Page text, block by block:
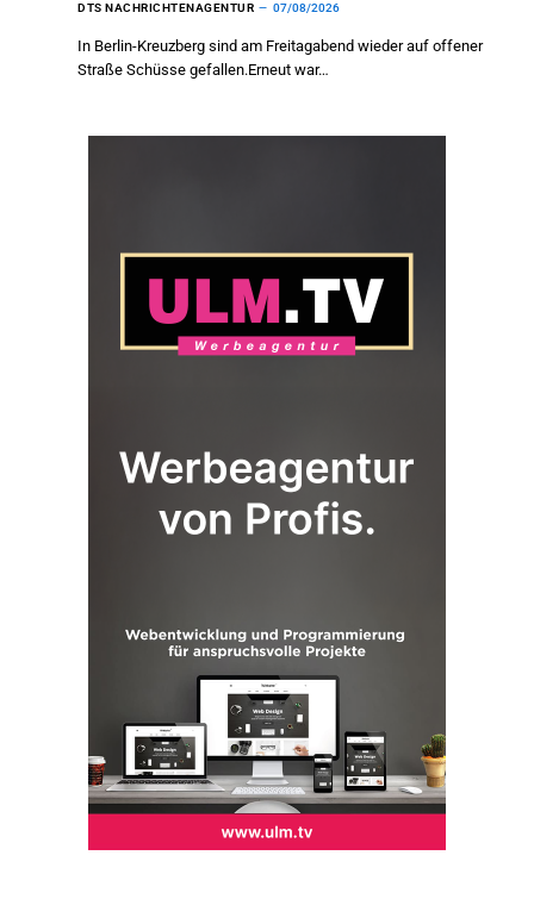
DTS NACHRICHTENAGENTUR 07/08/2026
In Berlin-Kreuzberg sind am Freitagabend wieder auf offener
Straße Schüsse gefallen.Erneut war…